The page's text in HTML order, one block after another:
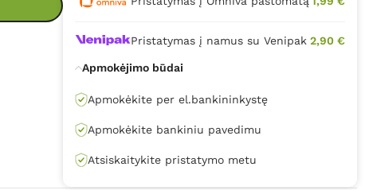
Pristatymas į namus su Venipak 2,90 €
Apmokėjimo būdai
Apmokėkite per el.bankininkystę
Apmokėkite bankiniu pavedimu
Atsiskaitykite pristatymo metu